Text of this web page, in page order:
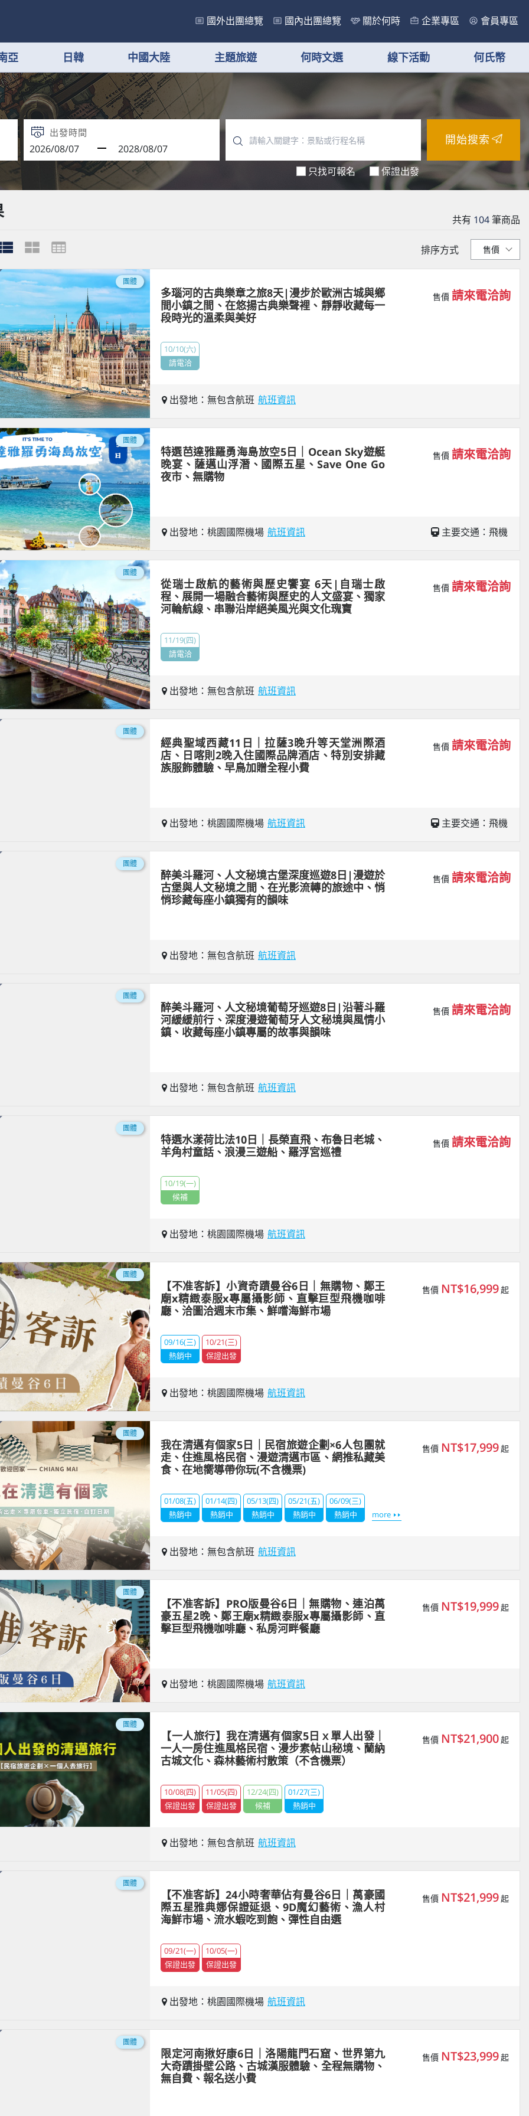
國外出團總覽 國內出團總覽 關於何時 企業專區 會員專區
亞 日韓 中國大陸 主題旅遊 何時文選 線下活動 何氏幣
出發時間
只找可報名 保證出發
開始搜索
共有 104筆商品
排序方式
團體
多瑙河的古典樂章之旅8天|漫步於歐洲古城與鄉
間小鎮之間、在悠揚古典樂聲裡、靜靜收藏每一
段時光的溫柔與美好
售價 請來電洽詢
10/10(六)
請電洽
出發地：無包含航班 航班資訊
團體
特選芭達雅羅勇海島放空5日｜Ocean Sky遊艇
晚宴、薩邁山浮潛、國際五星、Save One Go
夜市、無購物
售價 請來電洽詢
出發地：桃園國際機場 航班資訊 主要交通：飛機
團體
從瑞士啟航的藝術與歷史饗宴 6天|自瑞士啟
程、展開一場融合藝術與歷史的人文盛宴、獨家
河輪航線、串聯沿岸絕美風光與文化瑰寶
售價 請來電洽詢
11/19(四)
請電洽
出發地：無包含航班 航班資訊
團體
經典聖域西藏11日｜拉薩3晚升等天堂洲際酒
店、日喀則2晚入住國際品牌酒店、特別安排藏
族服飾體驗、早鳥加贈全程小費
售價 請來電洽詢
出發地：桃園國際機場 航班資訊 主要交通：飛機
團體
醉美斗羅河、人文秘境古堡深度巡遊8日|漫遊於
古堡與人文秘境之間、在光影流轉的旅途中、悄
悄珍藏每座小鎮獨有的韻味
售價 請來電洽詢
出發地：無包含航班 航班資訊
團體
醉美斗羅河、人文秘境葡萄牙巡遊8日|沿著斗羅
河緩緩前行、深度漫遊葡萄牙人文秘境與風情小
鎮、收藏每座小鎮專屬的故事與韻味
售價 請來電洽詢
出發地：無包含航班 航班資訊
團體
特選水漾荷比法10日｜長榮直飛、布魯日老城、
羊角村童話、浪漫三遊船、羅浮宮巡禮
售價 請來電洽詢
10/19(一)
候補
出發地：桃園國際機場 航班資訊
團體
【不准客訴】小資奇蹟曼谷6日｜無購物、鄭王
廟x精緻泰服x專屬攝影師、直擊巨型飛機咖啡
廳、洽圖洽週末市集、鮮嚐海鮮市場
售價 NT$16,999起
09/16(三)
熱銷中
10/21(三)
保證出發
出發地：桃園國際機場 航班資訊
團體
我在清邁有個家5日｜民宿旅遊企劃×6人包團就
走、住進風格民宿、漫遊清邁市區、網推私藏美
食、在地嚮導帶你玩(不含機票)
售價 NT$17,999起
01/08(五)
熱銷中
01/14(四)
熱銷中
05/13(四)
熱銷中
05/21(五)
熱銷中
06/09(三)
熱銷中
more
出發地：無包含航班 航班資訊
團體
【不准客訴】PRO版曼谷6日｜無購物、連泊萬
豪五星2晚、鄭王廟x精緻泰服x專屬攝影師、直
擊巨型飛機咖啡廳、私房河畔餐廳
售價 NT$19,999起
出發地：桃園國際機場 航班資訊
團體
【一人旅行】我在清邁有個家5日ｘ單人出發｜
一人一房住進風格民宿、漫步素帖山秘境、蘭納
古城文化、森林藝術村散策（不含機票）
售價 NT$21,900起
10/08(四)
保證出發
11/05(四)
保證出發
12/24(四)
候補
01/27(三)
熱銷中
出發地：無包含航班 航班資訊
團體
【不准客訴】24小時奢華佔有曼谷6日｜萬豪國
際五星雅典娜保證延退、9D魔幻藝術、漁人村
海鮮市場、流水蝦吃到飽、彈性自由選
售價 NT$21,999起
09/21(一)
保證出發
10/05(一)
保證出發
出發地：桃園國際機場 航班資訊
團體
限定河南揪好康6日｜洛陽龍門石窟、世界第九
大奇蹟掛壁公路、古城漢服體驗、全程無購物、
無自費、報名送小費
售價 NT$23,999起